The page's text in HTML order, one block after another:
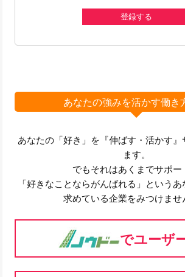
登録する
あなたの強みを活かす働き
あなたの「好き」を『伸ばす・活かす』
ます。
でもそれはあくまでサポー
「好きなことならがんばれる」という
求めている企業をみつけませ
でユーザ